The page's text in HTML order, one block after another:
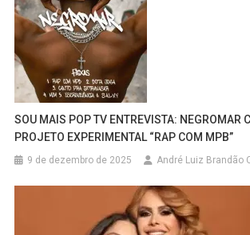
SOU MAIS POP TV ENTREVISTA: NEGROMAR
PROJETO EXPERIMENTAL “RAP COM MPB”
9 de dezembro de 2025 André Luiz Brandão